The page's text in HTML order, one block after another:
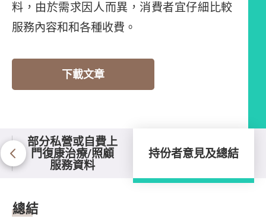
料，由於需求因人而異，消費者宜仔細比較
服務內容和和各種收費。
下載文章
部分私營或自費上
門復康治療/照顧
服務資料
持份者意見及總結
持份者意見及總結
總結